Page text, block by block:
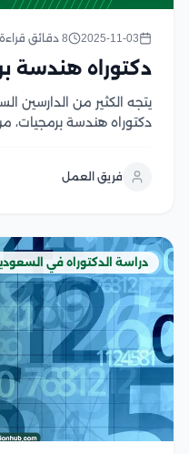
2025-11-03 8 دقائق قراءة
دكتوراه هندسة
يتجه الكثير من الدارسين
دكتوراه هندسة
التكنولوجي الذي تشهده
فريق العمل
دراسة الدكتوراه في